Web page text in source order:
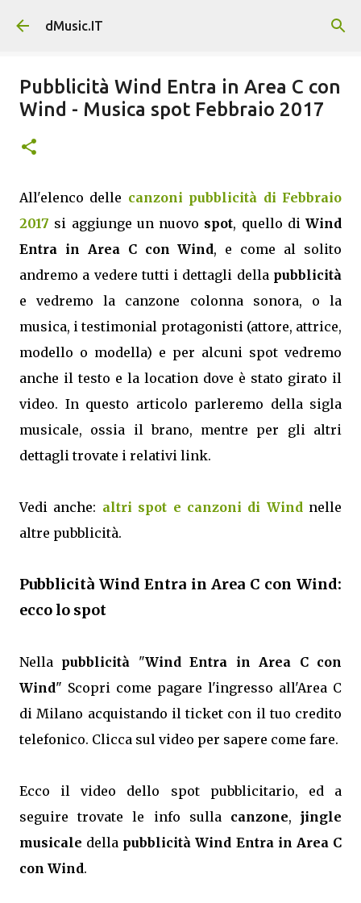
Passa ai contenuti principali
dMusic.IT
Pubblicità Wind Entra in Area C con
Wind - Musica spot Febbraio 2017
All'elenco delle canzoni pubblicità di Febbraio
2017 si aggiunge un nuovo spot, quello di Wind
Entra in Area C con Wind, e come al solito
andremo a vedere tutti i dettagli della pubblicità
e vedremo la canzone colonna sonora, o la
musica, i testimonial protagonisti (attore, attrice,
modello o modella) e per alcuni spot vedremo
anche il testo e la location dove è stato girato il
video. In questo articolo parleremo della sigla
musicale, ossia il brano, mentre per gli altri
dettagli trovate i relativi link.
Vedi anche: altri spot e canzoni di Windnelle
altre pubblicità.
Pubblicità Wind Entra in Area C con Wind:
ecco lo spot
Nella pubblicità "Wind Entra in Area C con
Wind" Scopri come pagare l'ingresso all'Area C
di Milano acquistando il ticket con il tuo credito
telefonico. Clicca sul video per sapere come fare.
Ecco il video dello spot pubblicitario, ed a
seguire trovate le info sulla canzone,jingle
musicale della pubblicità Wind Entra in Area C
con Wind.